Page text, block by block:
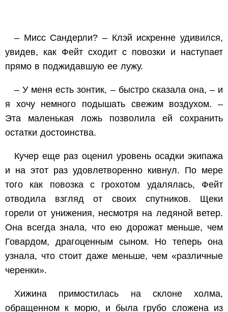
– Мисс Сандерли? – Клэй искренне удивился,
увидев, как Фейт сходит с повозки и наступает
прямо в поджидавшую ее лужу.
– У меня есть зонтик, – быстро сказала она, – и
я хочу немного подышать свежим воздухом. –
Эта маленькая ложь позволила ей сохранить
остатки достоинства.
Кучер еще раз оценил уровень осадки экипажа
и на этот раз удовлетворенно кивнул. По мере
того как повозка с грохотом удалялась, Фейт
отводила взгляд от своих спутников. Щеки
горели от унижения, несмотря на ледяной ветер.
Она всегда знала, что ею дорожат меньше, чем
Говардом, драгоценным сыном. Но теперь она
узнала, что стоит даже меньше, чем «различные
черенки».
Хижина примостилась на склоне холма,
обращенном к морю, и была грубо сложена из